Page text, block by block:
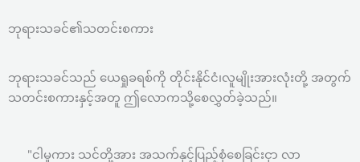
ဘုရားသခင်၏သတင်းစကား
ဘုရားသခင်သည် ယေရှုခရစ်ကို တိုင်းနိုင်ငံ၊လူမျိုးအားလုံးတို့ အတွက်
သတင်းစကားနှင့်အတူ ဤလောကသို့စေလွှတ်ခဲ့သည်။
"ငါမူကား သင်တို့အား အသက်နှင့်ပြည့်စုံစေခြင်းငှာ လာ